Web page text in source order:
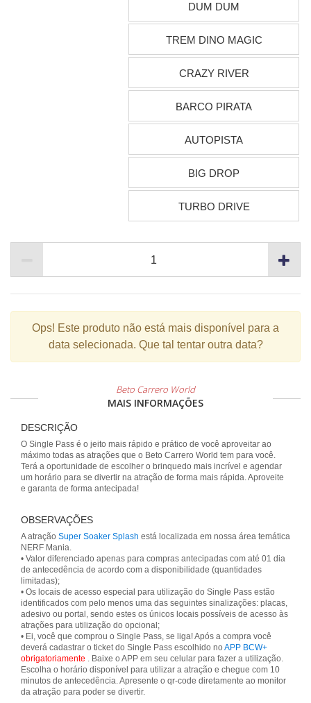
DUM DUM
TREM DINO MAGIC
CRAZY RIVER
BARCO PIRATA
AUTOPISTA
BIG DROP
TURBO DRIVE
Ops! Este produto não está mais disponível para a
data selecionada. Que tal tentar outra data?
Beto Carrero World
MAIS INFORMAÇÕES
DESCRIÇÃO
O Single Pass é o jeito mais rápido e prático de você aproveitar ao
máximo todas as atrações que o Beto Carrero World tem para você.
Terá a oportunidade de escolher o brinquedo mais incrível e agendar
um horário para se divertir na atração de forma mais rápida. Aproveite
e garanta de forma antecipada!
OBSERVAÇÕES
A atração Super Soaker Splash está localizada em nossa área temática
NERF Mania.
• Valor diferenciado apenas para compras antecipadas com até 01 dia
de antecedência de acordo com a disponibilidade (quantidades
limitadas);
• Os locais de acesso especial para utilização do Single Pass estão
identificados com pelo menos uma das seguintes sinalizações: placas,
adesivo ou portal, sendo estes os únicos locais possíveis de acesso às
atrações para utilização do opcional;
• Ei, você que comprou o Single Pass, se liga! Após a compra você
deverá cadastrar o ticket do Single Pass escolhido no APP BCW+
obrigatoriamente . Baixe o APP em seu celular para fazer a utilização.
Escolha o horário disponível para utilizar a atração e chegue com 10
minutos de antecedência. Apresente o qr-code diretamente ao monitor
da atração para poder se divertir.